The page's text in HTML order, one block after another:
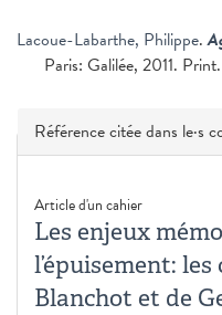
Lacoue-Labarthe, Philippe.
Paris: Galilée, 2011. Print.
Masquer
Référence citée dans le·s
Article d'un cahier
Les enjeux
l’épuisement:
Blanchot et de